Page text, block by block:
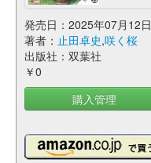
発売日：2025年07月12日
著者： 止田卓史,咲く桜
出版社：双葉社
￥0
購入管理